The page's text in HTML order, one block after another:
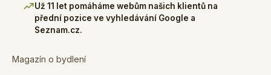
Už 11 let pomáháme webům našich klientů na
přední pozice ve vyhledávání Google a
Seznam.cz.
Magazín o bydlení